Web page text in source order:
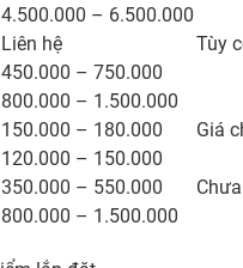
4.500.000 – 6.500.000
Liên hệ
Tùy
450.000 – 750.000
800.000 – 1.500.000
150.000 – 180.000
Giá
120.000 – 150.000
350.000 – 550.000
800.000 – 1.500.000